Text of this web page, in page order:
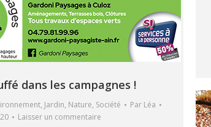
dans les campagnes !
, Jardin, Nature, Société Par Léa
Laisser un commentaire